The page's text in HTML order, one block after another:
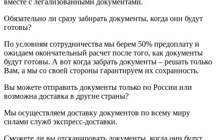
Обязательно ли сразу забирать документы, когда они будут
готовы?
По условиям сотрудничества мы берем 50% предоплату и
ожидаем окончательный расчет после того, как документы
будут готовы. А вот когда забрать документы – решать только
Вам, а мы со своей стороны гарантируем их сохранность.
Вы можете отправить документы только по России или
возможна доставка в другие страны?
Мы осуществляем доставку документов по всему миру
силами служб экспресс-доставки.
Сможете ли вы отсканировать документы, когда они будут